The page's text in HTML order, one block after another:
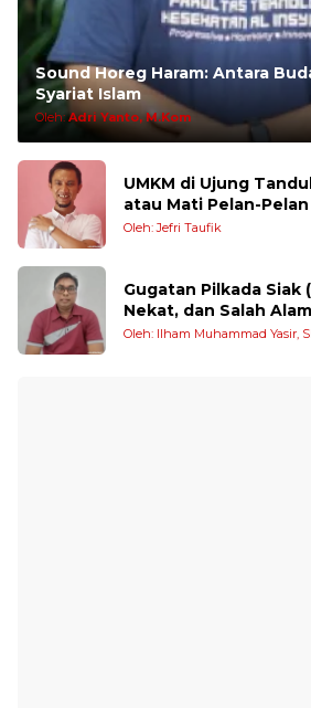
Sound Horeg Haram: Antara
Syariat Islam
Oleh:Adri Yanto, M.Kom
UMKM di Ujung
atau Mati Pelan-Pelan
Oleh: Jefri Taufik
Gugatan Pilkada Siak
Nekat, dan Salah
Oleh: Ilham Muhammad Yasir,